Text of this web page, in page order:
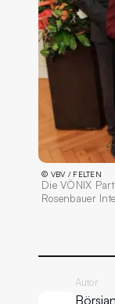
© VBV / FELTEN
Die VÖNIX
Rosenbauer
Autor